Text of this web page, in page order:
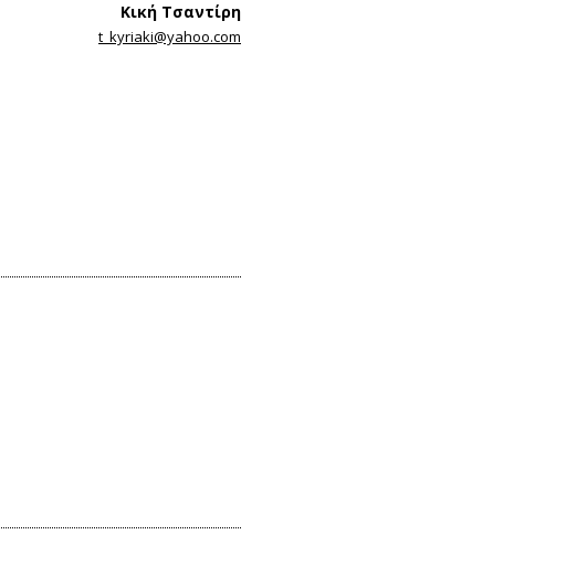
Κική Τσαντίρη
t_kyriaki@yahoo.com